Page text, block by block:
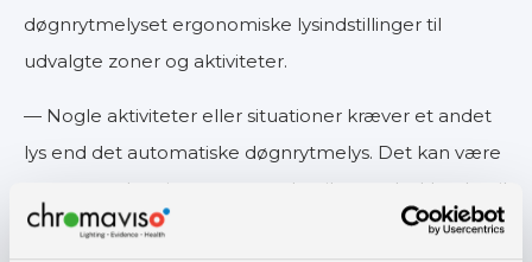
døgnrytmelyset ergonomiske lysindstillinger til
udvalgte zoner og aktiviteter.
— Nogle aktiviteter eller situationer kræver et andet
lys end det automatiske døgnrytmelys. Det kan være
en spot ved patienten, varmt lys til samtale, klart lys til
medicindisponering eller kraftigt lys til akutte